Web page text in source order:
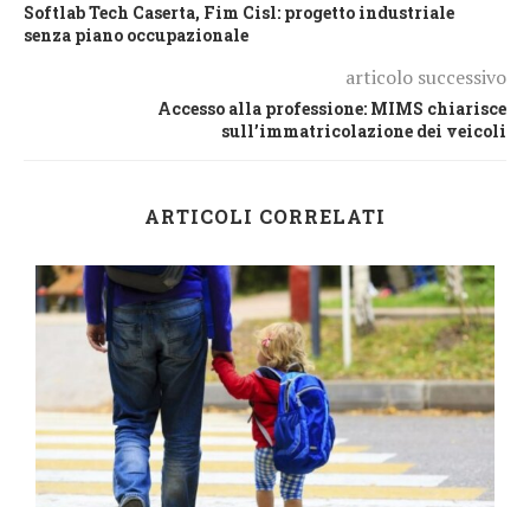
Softlab Tech Caserta, Fim Cisl: progetto industriale
senza piano occupazionale
articolo successivo
Accesso alla professione: MIMS chiarisce
sull’immatricolazione dei veicoli
ARTICOLI CORRELATI